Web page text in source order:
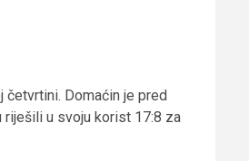
Domaćin je pred
u svoju korist 17:8 za